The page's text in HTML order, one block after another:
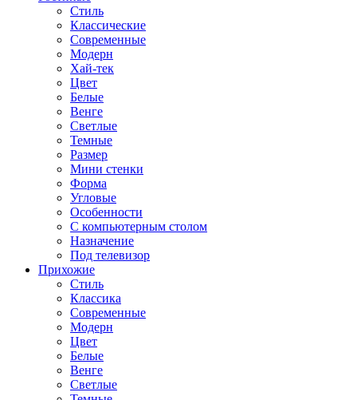
Стиль
Классические
Современные
Модерн
Хай-тек
Цвет
Белые
Венге
Светлые
Темные
Размер
Мини стенки
Форма
Угловые
Особенности
С компьютерным столом
Назначение
Под телевизор
Прихожие
Стиль
Классика
Современные
Модерн
Цвет
Белые
Венге
Светлые